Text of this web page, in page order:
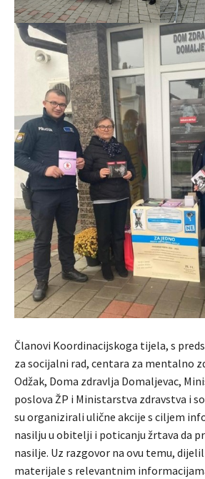
Članovi Koordinacijskoga tijela, s
za socijalni rad, centara za mentalno
Odžak, Doma zdravlja Domaljevac,
poslova ŽP i Ministarstva zdravstva i
su organizirali ulične akcije s ciljem
nasilju u obitelji i poticanju žrtava da
nasilje. Uz razgovor na ovu temu,
materijale s relevantnim